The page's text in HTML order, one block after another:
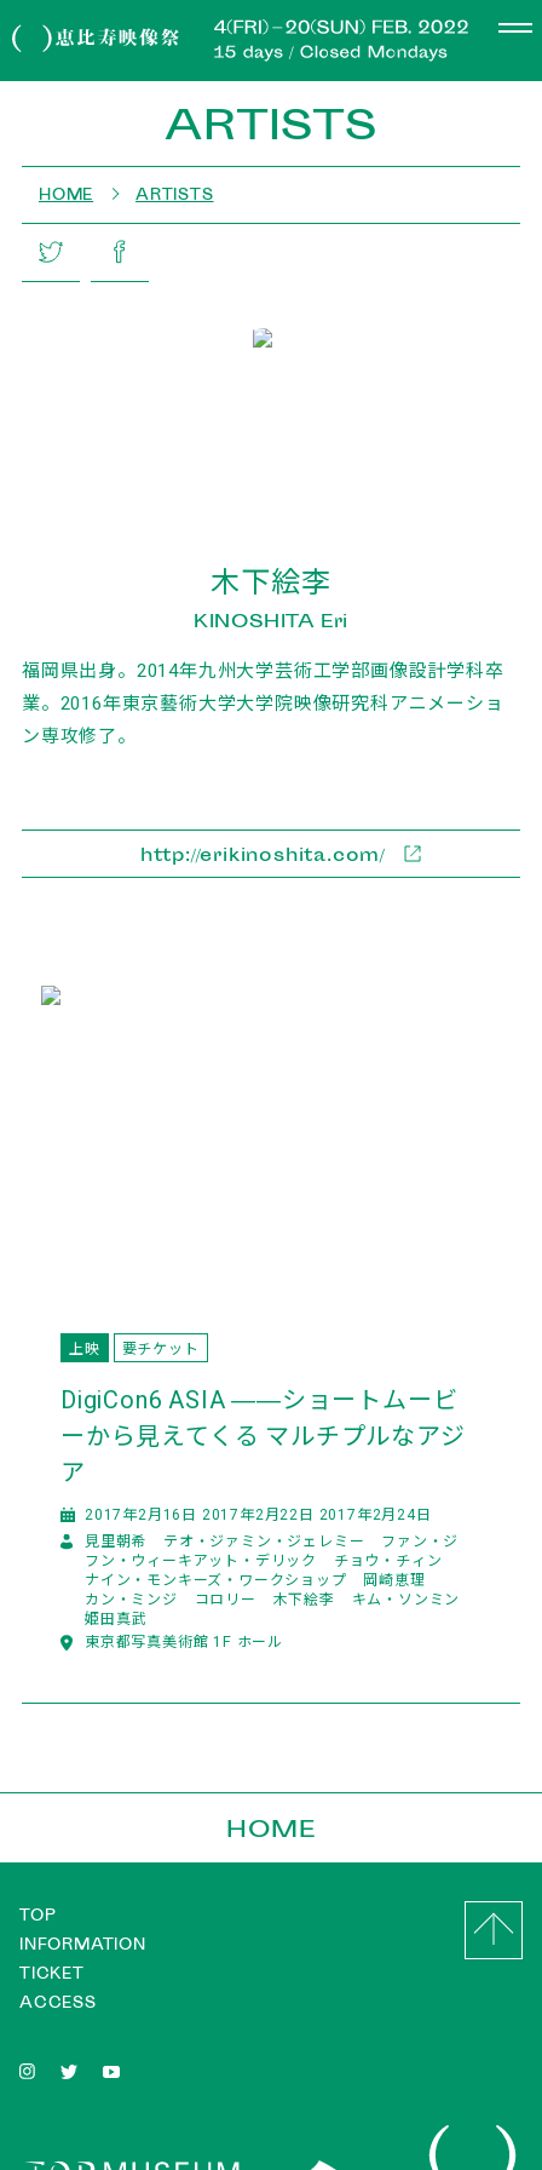
ARTISTS
HOME ARTISTS
木下絵李
KINOSHITA Eri
福岡県出身。2014年九州大学芸術工学部画像設計学科卒
業。2016年東京藝術大学大学院映像研究科アニメーショ
ン専攻修了。
http://erikinoshita.com/
上映 要チケット
DigiCon6 ASIA ――ショートムービ
ーから見えてくる マルチプルなアジ
ア
2017年2月16日 2017年2月22日 2017年2月24日
見里朝希
テオ・ジァミン・ジェレミー
ファン・ジ
フン・ウィーキアット・デリック
チョウ・チィン
ナイン・モンキーズ・ワークショップ
岡崎恵理
カン・ミンジ
コロリー 木下絵李
キム・ソンミン
姫田真武
東京都写真美術館 1F ホール
HOME
TOP
INFORMATION
TICKET
ACCESS